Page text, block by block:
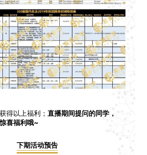
得以上福利； 直播期间提问的同学，
喜福利哦~
下期活动预告